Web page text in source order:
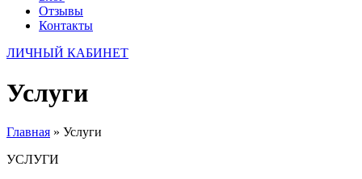
Отзывы
Контакты
ЛИЧНЫЙ КАБИНЕТ
Услуги
Главная » Услуги
УСЛУГИ